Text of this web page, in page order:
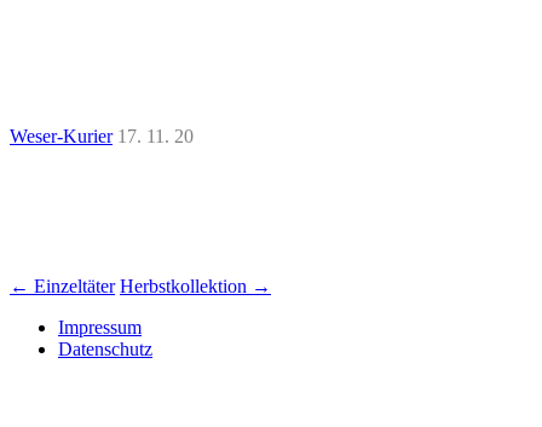
Weser-Kurier17. 11. 20
Beitrags-
Navigation
← Einzeltäter Herbstkollektion →
Impressum
Datenschutz